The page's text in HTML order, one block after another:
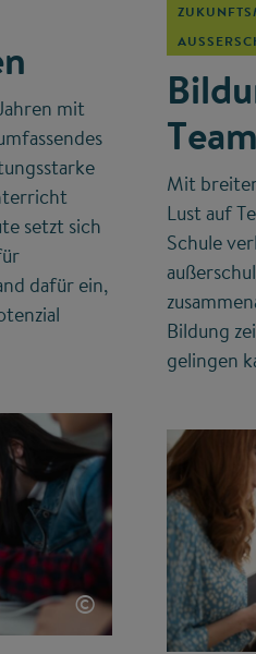
mit
setzt sich
dafür ein,
Mit
Lust auf
Schule
Bildung
gelingen
©